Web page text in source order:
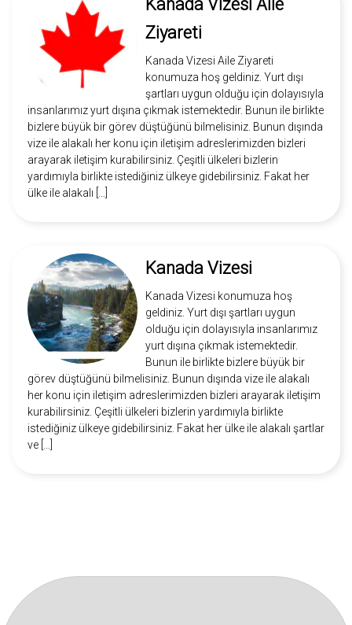
Kanada Vizesi Aile
Ziyareti
Kanada Vizesi Aile Ziyareti
konumuza hoş geldiniz. Yurt dışı
şartları uygun olduğu için dolayısıyla
insanlarımız yurt dışına çıkmak istemektedir. Bunun ile birlikte
bizlere büyük bir görev düştüğünü bilmelisiniz. Bunun dışında
vize ile alakalı her konu için iletişim adreslerimizden bizleri
arayarak iletişim kurabilirsiniz. Çeşitli ülkeleri bizlerin
yardımıyla birlikte istediğiniz ülkeye gidebilirsiniz. Fakat her
ülke ile alakalı […]
Kanada Vizesi
Kanada Vizesi konumuza hoş
geldiniz. Yurt dışı şartları uygun
olduğu için dolayısıyla insanlarımız
yurt dışına çıkmak istemektedir.
Bunun ile birlikte bizlere büyük bir
görev düştüğünü bilmelisiniz. Bunun dışında vize ile alakalı
her konu için iletişim adreslerimizden bizleri arayarak iletişim
kurabilirsiniz. Çeşitli ülkeleri bizlerin yardımıyla birlikte
istediğiniz ülkeye gidebilirsiniz. Fakat her ülke ile alakalı şartlar
ve […]